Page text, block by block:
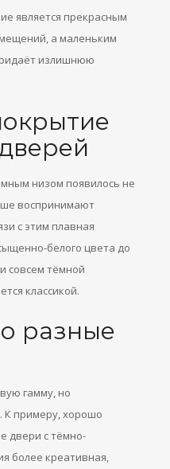
является прекрасным
а маленьким
излишнюю
низом появилось не
воспринимают
с этим плавная
белого цвета до
совсем тёмной
классикой.
разные
гамму, но
К примеру, хорошо
двери с тёмно-
более креативная,